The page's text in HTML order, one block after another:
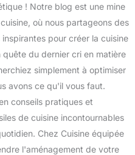
! Notre blog est une mine
où nous partageons des
pour créer la cuisine
du dernier cri en matière
simplement à optimiser
avons ce qu'il vous faut.
conseils pratiques et
de cuisine incontournables
Chez Cuisine équipée
l'aménagement de votre